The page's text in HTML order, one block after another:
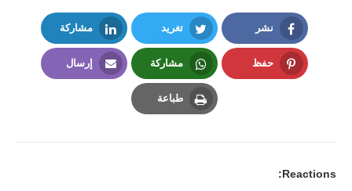
نشر
Facebook
تغريد
Twitter
مشاركة
LinkedIn
حفظ مشاركة
Whatsapp
إرسال
طباعة
Reactions: